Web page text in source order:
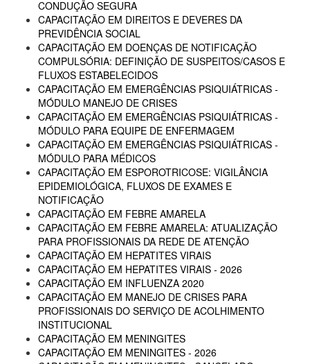
CONDUÇÃO SEGURA
CAPACITAÇÃO EM DIREITOS E DEVERES DA
PREVIDÊNCIA SOCIAL
CAPACITAÇÃO EM DOENÇAS DE NOTIFICAÇÃO
COMPULSÓRIA: DEFINIÇÃO DE SUSPEITOS/CASOS E
FLUXOS ESTABELECIDOS
CAPACITAÇÃO EM EMERGÊNCIAS PSIQUIÁTRICAS -
MÓDULO MANEJO DE CRISES
CAPACITAÇÃO EM EMERGÊNCIAS PSIQUIÁTRICAS -
MÓDULO PARA EQUIPE DE ENFERMAGEM
CAPACITAÇÃO EM EMERGÊNCIAS PSIQUIÁTRICAS -
MÓDULO PARA MÉDICOS
CAPACITAÇÃO EM ESPOROTRICOSE: VIGILÂNCIA
EPIDEMIOLÓGICA, FLUXOS DE EXAMES E
NOTIFICAÇÃO
CAPACITAÇÃO EM FEBRE AMARELA
CAPACITAÇÃO EM FEBRE AMARELA: ATUALIZAÇÃO
PARA PROFISSIONAIS DA REDE DE ATENÇÃO
CAPACITAÇÃO EM HEPATITES VIRAIS
CAPACITAÇÃO EM HEPATITES VIRAIS - 2026
CAPACITAÇÃO EM INFLUENZA 2020
CAPACITAÇÃO EM MANEJO DE CRISES PARA
PROFISSIONAIS DO SERVIÇO DE ACOLHIMENTO
INSTITUCIONAL
CAPACITAÇÃO EM MENINGITES
CAPACITAÇÃO EM MENINGITES - 2026